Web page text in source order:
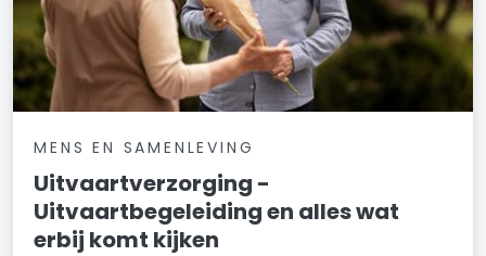
MENS EN SAMENLEVING
Uitvaartverzorging -
Uitvaartbegeleiding en alles wat
erbij komt kijken